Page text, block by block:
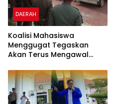
DAERAH
Koalisi Mahasiswa
Menggugat Tegaskan
Akan Terus Mengawal
Kabupaten Konawe